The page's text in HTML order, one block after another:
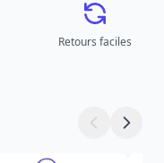
Retours faciles